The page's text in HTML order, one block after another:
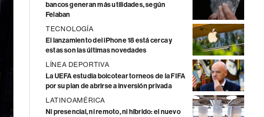
bancos generan más utilidades, según
Felaban
TECNOLOGÍA
El lanzamiento del iPhone 18 está cerca y
estas son las últimas novedades
LÍNEA DEPORTIVA
La UEFA estudia boicotear torneos de la FIFA
por su plan de abrirse a inversión privada
LATINOAMÉRICA
Ni presencial, ni remoto, ni híbrido: el nuevo